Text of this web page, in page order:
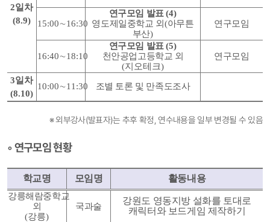
2일차
(8.9)
15:00∼16:30
연구모임 발표(4)
영도제일중학교 외(아무튼
부산)
연구모임
16:40∼18:10
연구모임 발표(5)
천안공업고등학교 외
(지오테크)
연구모임
3일차
(8.10)
10:00∼11:30 조별 토론 및 만족도조사
※ 외부강사(발표자)는 추후 확정, 연수내용을 일부 변경될 수 있음
◦ 연구모임 현황
학교명 모임명 활동내용
강릉해람중학교
외
(강릉)
국과술
강원도 영동지방 설화를 토대로
캐릭터와 보드게임 제작하기